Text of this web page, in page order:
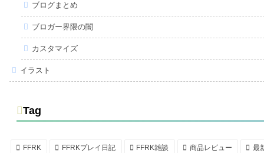
ブログまとめ
ブロガー界隈の闇
カスタマイズ
イラスト
Tag
FFRK FFRKプレイ日記 FFRK雑談 商品レビュー 最